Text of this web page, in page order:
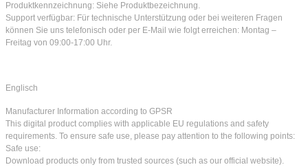
Produktkennzeichnung: Siehe Produktbezeichnung.
Support verfügbar: Für technische Unterstützung oder bei weiteren Fragen
können Sie uns telefonisch oder per E-Mail wie folgt erreichen: Montag –
Freitag von 09:00-17:00 Uhr.
Englisch
Manufacturer Information according to GPSR
This digital product complies with applicable EU regulations and safety
requirements. To ensure safe use, please pay attention to the following points:
Safe use:
Download products only from trusted sources (such as our official website).